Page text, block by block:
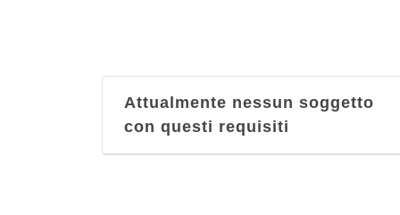
Attualmente nessun soggetto
con questi requisiti